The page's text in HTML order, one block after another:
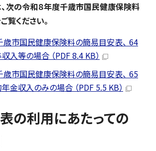
次の令和８年度千歳市国民健康保険料
覧ください。
歳市国民健康保険料の簡易目安表、 64
入等の場合 （PDF 8.4 KB）
歳市国民健康保険料の簡易目安表、 65
金収入のみの場合 （PDF 5.5 KB）
の利用にあたっての